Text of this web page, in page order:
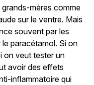
mères comme
sur le ventre. Mais
souvent par les
le paracétamol. Si on
on veut tester un
avoir des effets
inflammatoire qui